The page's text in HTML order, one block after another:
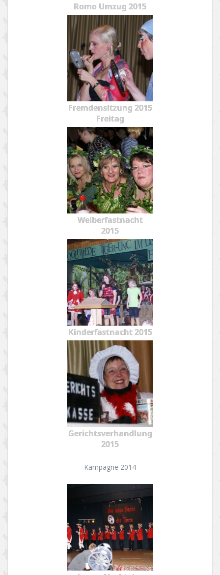
Romo Umzug 2015
Fremdensitzung 2015
Freitag
Weiberfastnacht
2015
Kinderfastnacht 2015
Gerichtsverhandlung
2015
Kampagne 2014